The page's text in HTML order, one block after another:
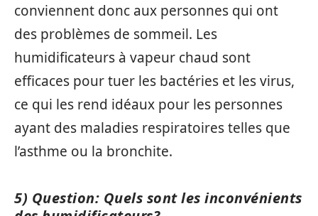
conviennent donc aux personnes qui ont
des problèmes de sommeil. Les
humidificateurs à vapeur chaud sont
efficaces pour tuer les bactéries et les virus,
ce qui les rend idéaux pour les personnes
ayant des maladies respiratoires telles que
l’asthme ou la bronchite.
5) Question: Quels sont les inconvénients